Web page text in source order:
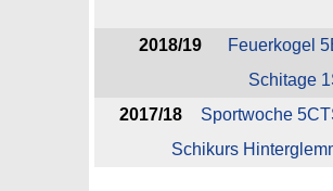
2018/19
Feuerkogel
Schitage
2017/18
Sportwoche
Schikurs